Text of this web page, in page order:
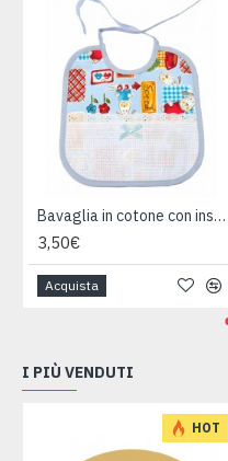
Bavaglia in cotone con inserto da ricamare
3,50€
Acquista
I PIÙ VENDUTI
HOT